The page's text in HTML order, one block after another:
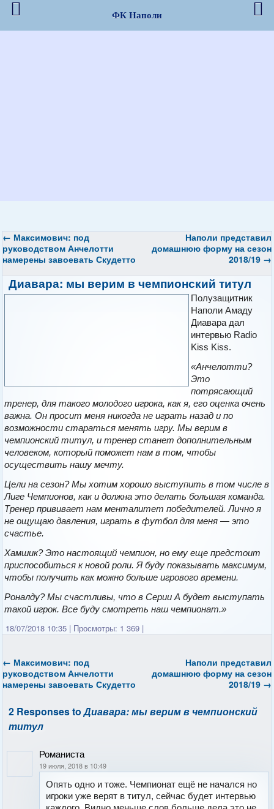
← Максимович: под
руководством Анчелотти
намерены завоевать Скудетто
Наполи представил
домашнюю форму на сезон
2018/19 →
Диавара: мы верим в чемпионский титул
Полузащитник
Наполи Амаду
Диавара дал
интервью Radio
Kiss Kiss.
«Анчелотти?
Это
потрясающий
тренер, для такого молодого игрока, как я, его оценка очень
важна. Он просит меня никогда не играть назад и по
возможности стараться менять игру. Мы верим в
чемпионский титул, и тренер станет дополнительным
человеком, который поможет нам в том, чтобы
осуществить нашу мечту.
Цели на сезон? Мы хотим хорошо выступить в том числе в
Лиге Чемпионов, как и должна это делать большая команда.
Тренер прививает нам менталитет победителей. Лично я
не ощущаю давления, играть в футбол для меня — это
счастье.
Хамшик? Это настоящий чемпион, но ему еще предстоит
приспособиться к новой роли. Я буду показывать максимум,
чтобы получить как можно больше игрового времени.
Роналду? Мы счастливы, что в Серии А будет выступать
такой игрок. Все буду смотреть наш чемпионат.»
18/07/2018 10:35 | Просмотры: 1 369 |
← Максимович: под
руководством Анчелотти
намерены завоевать Скудетто
Наполи представил
домашнюю форму на сезон
2018/19 →
2 Responses toДиавара: мы верим в чемпионский
титул
Романиста
19 июля, 2018 в 10:49
Опять одно и тоже. Чемпионат ещё не начался но
игроки уже верят в титул, сейчас будет интервью
ФК Наполи